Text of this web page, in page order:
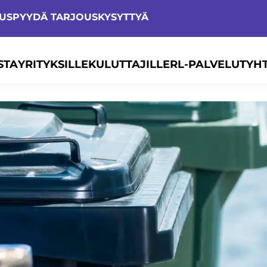
PYYDÄ TARJOUSKYSYTTYÄ
YRITYKSILLEKULUTTAJILLERL-PALVELUT